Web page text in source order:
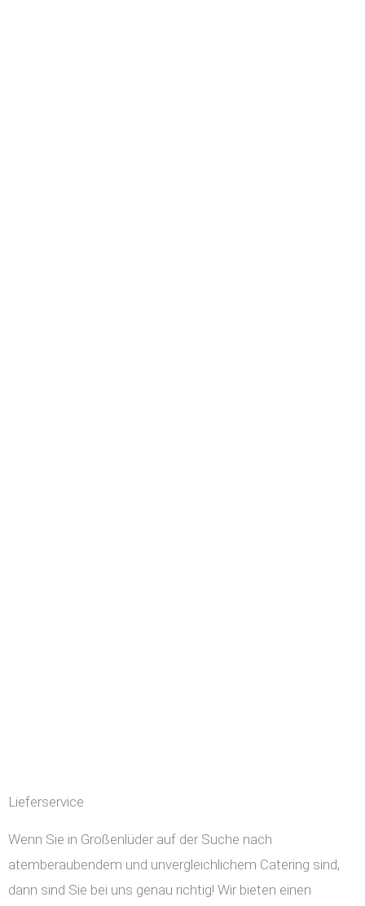
Lieferservice
Wenn Sie in Großenlüder auf der Suche nach
atemberaubendem und unvergleichlichem Catering sind,
dann sind Sie bei uns genau richtig! Wir bieten einen